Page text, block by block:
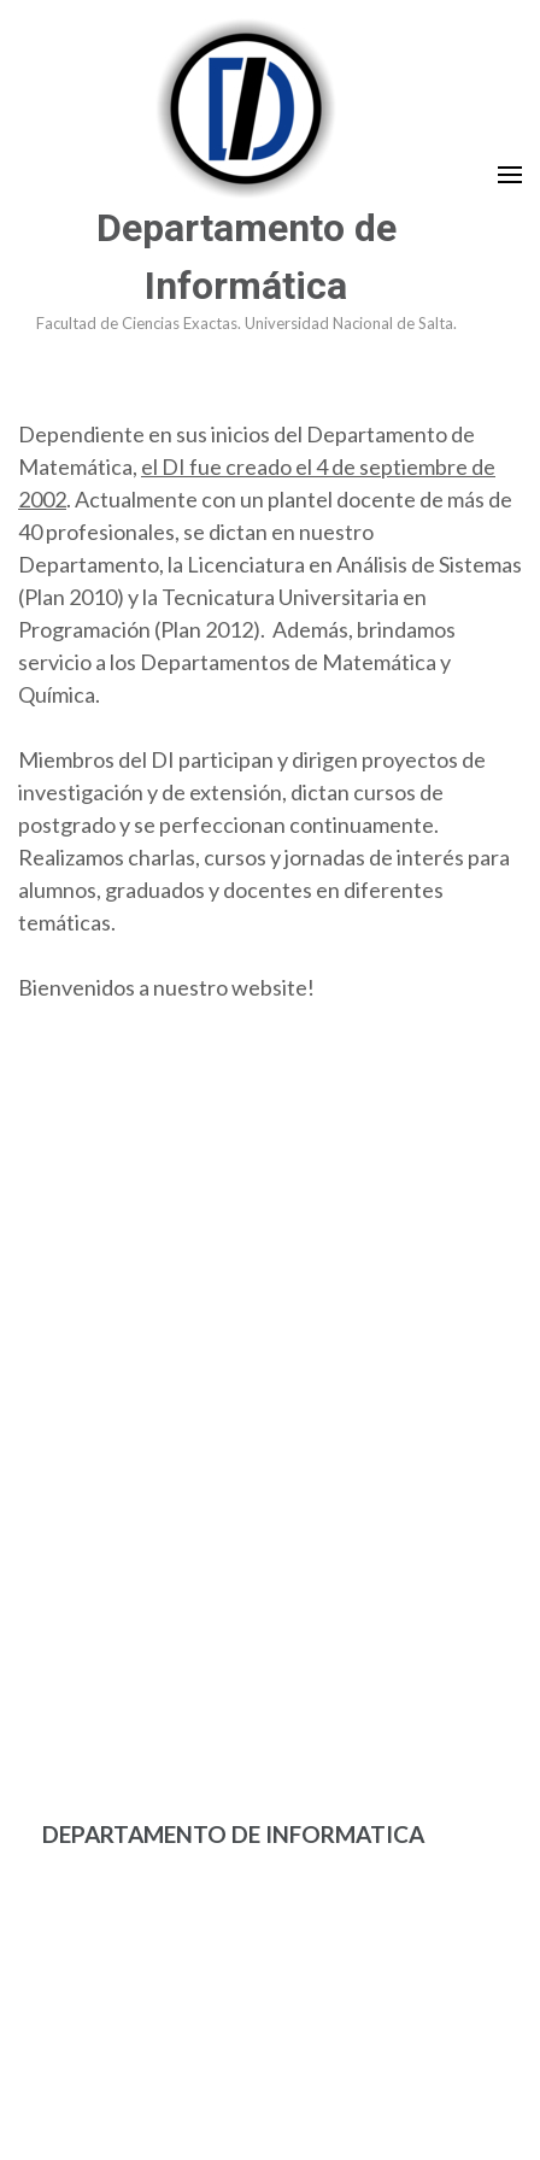
Departamento de
Informática
Facultad de Ciencias Exactas. Universidad Nacional de Salta.
Dependiente en sus inicios del Departamento de
Matemática, el DI fue creado el 4 de septiembre de
2002. Actualmente con un plantel docente de más de
40 profesionales, se dictan en nuestro
Departamento, la Licenciatura en Análisis de Sistemas
(Plan 2010) y la Tecnicatura Universitaria en
Programación (Plan 2012). Además, brindamos
servicio a los Departamentos de Matemática y
Química.
Miembros del DI participan y dirigen proyectos de
investigación y de extensión, dictan cursos de
postgrado y se perfeccionan continuamente.
Realizamos charlas, cursos y jornadas de interés para
alumnos, graduados y docentes en diferentes
temáticas.
Bienvenidos a nuestro website!
DEPARTAMENTO DE INFORMATICA